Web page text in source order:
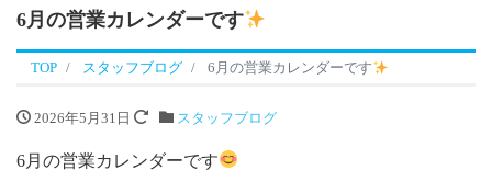
6月の営業カレンダーです
TOP スタッフブログ 6月の営業カレンダーです
2026年5月31日 スタッフブログ
6月の営業カレンダーです